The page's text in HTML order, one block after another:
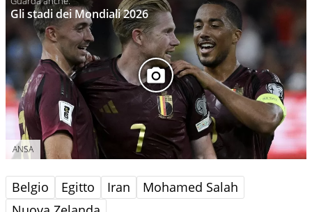
Gli stadi dei Mondiali 2026
ANSA
Belgio Egitto Iran
Mohamed Salah